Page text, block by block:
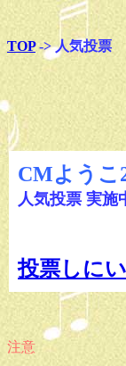
TOP-> 人気投票
CMようこ
人気投票 実
投票しにい
注意